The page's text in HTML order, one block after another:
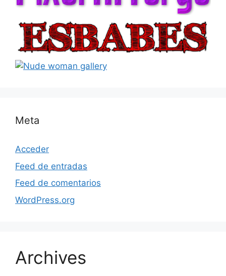
Meta
Acceder
Feed de entradas
Feed de comentarios
WordPress.org
Archives